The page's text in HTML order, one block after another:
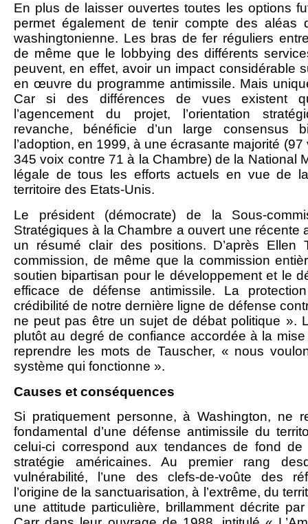
En plus de laisser ouvertes toutes les options
permet également de tenir compte des aléas
washingtonienne. Les bras de fer réguliers
de même que le lobbying des différents
peuvent, en effet, avoir un impact considérable
en œuvre du programme antimissile. Mais
Car si des différences de vues existent
l’agencement du projet, l’orientation
revanche, bénéficie d’un large consensus
l’adoption, en 1999, à une écrasante majorité
345 voix contre 71 à la Chambre) de la National
légale de tous les efforts actuels en vue de
territoire des Etats-Unis.
Le président (démocrate) de la Sous-
Stratégiques à la Chambre a ouvert une récente
un résumé clair des positions. D’après Ellen
commission, de même que la commission
soutien bipartisan pour le développement et le
efficace de défense antimissile. La
crédibilité de notre dernière ligne de défense
ne peut pas être un sujet de débat politique ».
plutôt au degré de confiance accordée à la
reprendre les mots de Tauscher, « nous
système qui fonctionne ».
Causes et conséquences
Si pratiquement personne, à Washington, ne
fondamental d’une défense antimissile du
celui-ci correspond aux tendances de fond
stratégie américaines. Au premier rang
vulnérabilité, l’une des clefs-de-voûte des
l’origine de la sanctuarisation, à l’extrême, du
une attitude particulière, brillamment décrite